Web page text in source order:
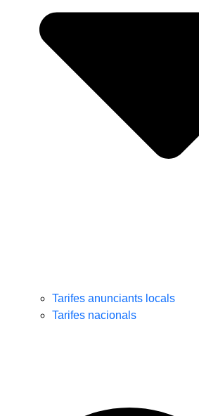
Tarifes anunciants locals
Tarifes nacionals